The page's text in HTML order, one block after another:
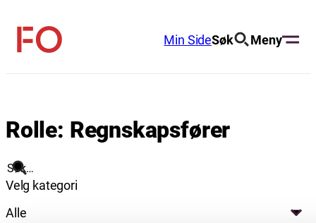
innhold
FO
Min SideSøk Meny
Rolle: Regnskapsfører
Søk
Velg kategori
Alle